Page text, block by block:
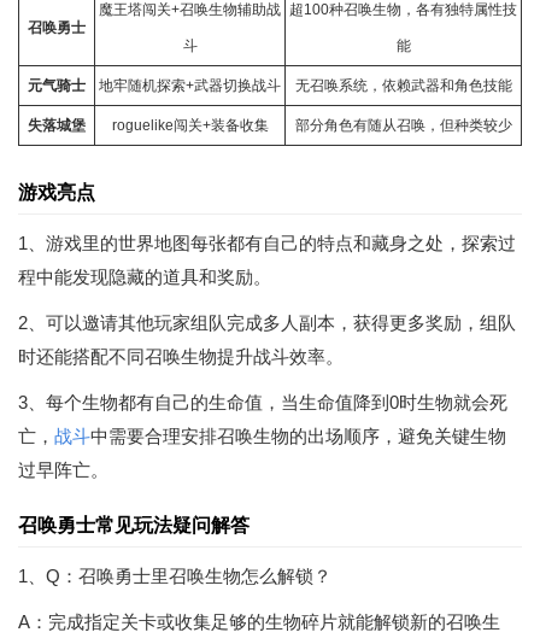
召唤勇士
魔王塔闯关+召唤生物辅助战
斗
超100种召唤生物，各有独特属性技
能
元气骑士 地牢随机探索+武器切换战斗 无召唤系统，依赖武器和角色技能
失落城堡 roguelike闯关+装备收集 部分角色有随从召唤，但种类较少
游戏亮点
1、游戏里的世界地图每张都有自己的特点和藏身之处，探索过
程中能发现隐藏的道具和奖励。
2、可以邀请其他玩家组队完成多人副本，获得更多奖励，组队
时还能搭配不同召唤生物提升战斗效率。
3、每个生物都有自己的生命值，当生命值降到0时生物就会死
亡， 战斗中需要合理安排召唤生物的出场顺序，避免关键生物
过早阵亡。
召唤勇士常见玩法疑问解答
1、Q：召唤勇士里召唤生物怎么解锁？
A：完成指定关卡或收集足够的生物碎片就能解锁新的召唤生